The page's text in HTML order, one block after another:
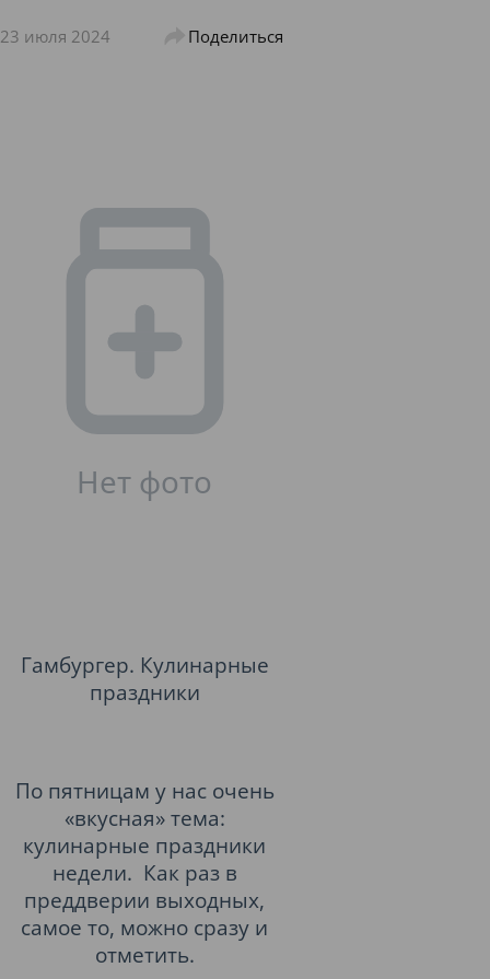
23 июля 2024 Поделиться
Гамбургер. Кулинарные
праздники
По пятницам у нас очень
«вкусная» тема:
кулинарные праздники
недели. Как раз в
преддверии выходных,
самое то, можно сразу и
отметить.